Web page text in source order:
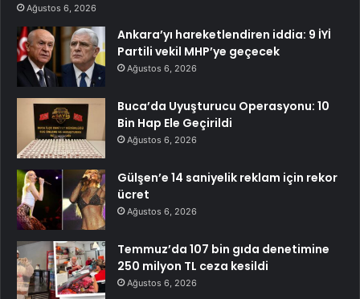
Ağustos 6, 2026
Ankara’yı hareketlendiren iddia: 9 İYİ
Partili vekil MHP’ye geçecek
Ağustos 6, 2026
Buca’da Uyuşturucu Operasyonu: 10
Bin Hap Ele Geçirildi
Ağustos 6, 2026
Gülşen’e 14 saniyelik reklam için rekor
ücret
Ağustos 6, 2026
Temmuz’da 107 bin gıda denetimine
250 milyon TL ceza kesildi
Ağustos 6, 2026